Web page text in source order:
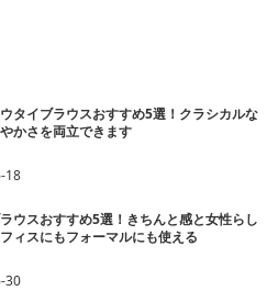
タイブラウスおすすめ5選！クラシカルな
かさを両立できます
18
ウスおすすめ5選！きちんと感と女性らし
ィスにもフォーマルにも使える
30